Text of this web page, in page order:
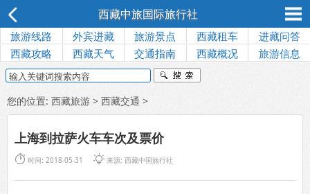
西藏中旅国际旅行社
旅游线路 外宾进藏 旅游景点 西藏租车
进藏问答
西藏攻略
西藏天气 交通指南 西藏概况 旅游信息
您的位置: 西藏旅游 > 西藏交通 >
上海到拉萨火车车次及票价
 时间: 2018-05-31 来源: 西藏中国旅行社